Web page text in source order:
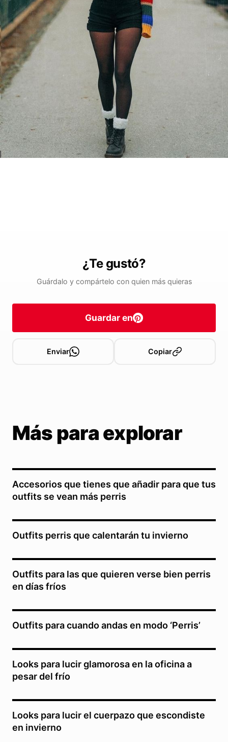
¿Te gustó?
Guárdalo y compártelo con quien más quieras
Guardar en
Enviar Copiar
Más para explorar
Accesorios que tienes que añadir para que tus
outfits se vean más perris
Outfits perris que calentarán tu invierno
Outfits para las que quieren verse bien perris
en días fríos
Outfits para cuando andas en modo ‘Perris’
Looks para lucir glamorosa en la oficina a
pesar del frío
Looks para lucir el cuerpazo que escondiste
en invierno